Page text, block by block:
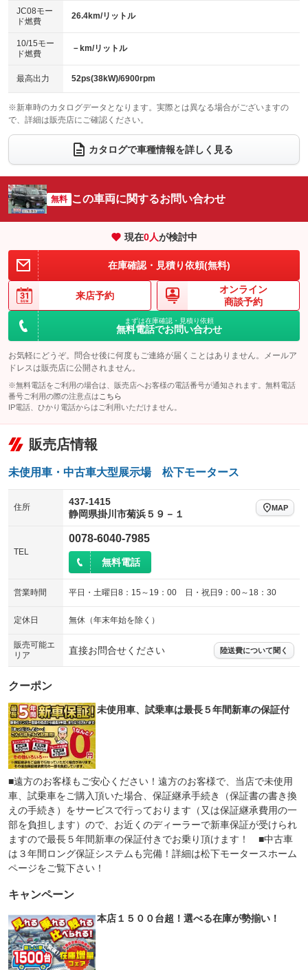
電動格納ミラー
：装備あり
：装備なし
パワーシート
ベンチシート
：装備あり
チップアップシート
：装備なし
：装備なし ：装備あり
ウォークスルー
：装備なし
電動リアゲート フロントカメラ
：装備なし
：装備なし ：装備なし
サイドカメラ
：装備なし ルーフレール
：装備なし
：装備なし
：装備なし
JC08モー
ド燃費
26.4km/リットル
10/15モー
ド燃費
－km/リットル
最高出力 52ps(38kW)/6900rpm
※新車時のカタログデータとなります。実際とは異なる場合がございますの
で、詳細は販売店にご確認ください。
カタログで車種情報を詳しく見る
無料 この車両に関するお問い合わせ
現在0人が検討中
在庫確認・見積り依頼(無料)
来店予約
オンライン
商談予約
まずは在庫確認・見積り依頼
無料電話でお問い合わせ
お気軽にどうぞ。問合せ後に何度もご連絡が届くことはありません。メールア
ドレスは販売店に公開されません。
※無料電話をご利用の場合は、販売店へお客様の電話番号が通知されます。無料電話
番号ご利用の際の注意点は こちら
IP電話、ひかり電話からはご利用いただけません。
販売店情報
未使用車・中古車大型展示場 松下モータース
住所
437-1415
静岡県掛川市菊浜５９－１
MAP
TEL
0078-6040-7985
無料電話
営業時間 平日・土曜日8：15～19：00 日・祝日9：00～18：30
定休日 無休（年末年始を除く）
販売可能エ
リア
直接お問合せください 陸送費について聞く
クーポン
未使用車、試乗車は最長５年間新車の保証付
■遠方のお客様もご安心ください！遠方のお客様で、当店で未使用
車、試乗車をご購入頂いた場合、保証継承手続き（保証書の書き換
えの手続き）をサービスで行っております（又は保証継承費用の一
部を負担します）ので、お近くのディーラーで新車保証が受けられ
ますので最長５年間新車の保証付きでお乗り頂けます！ ■中古車
は３年間ロング保証システムも完備！詳細は松下モータースホーム
ページをご覧下さい！
キャンペーン
本店１５００台超！選べる在庫が勢揃い！